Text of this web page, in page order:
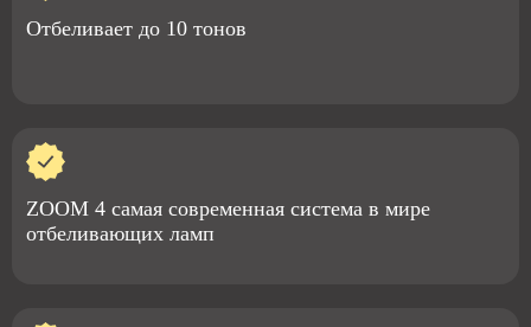
Отбеливает до 10 тонов
ZOOM 4 самая современная система в мире
отбеливающих ламп